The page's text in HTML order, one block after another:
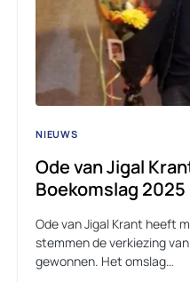
NIEUWS
Ode van Jigal
Boekomslag 2025
Ode van Jigal Krant heeft
stemmen de verkiezing
gewonnen. Het omslag…